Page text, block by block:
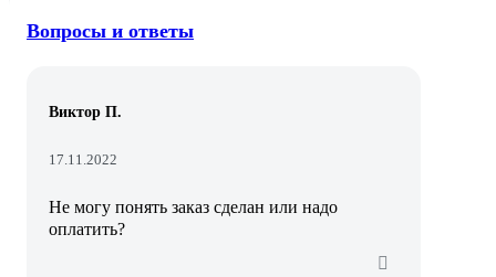
Вопросы и ответы
Виктор П.
17.11.2022
Не могу понять заказ сделан или надо
оплатить?